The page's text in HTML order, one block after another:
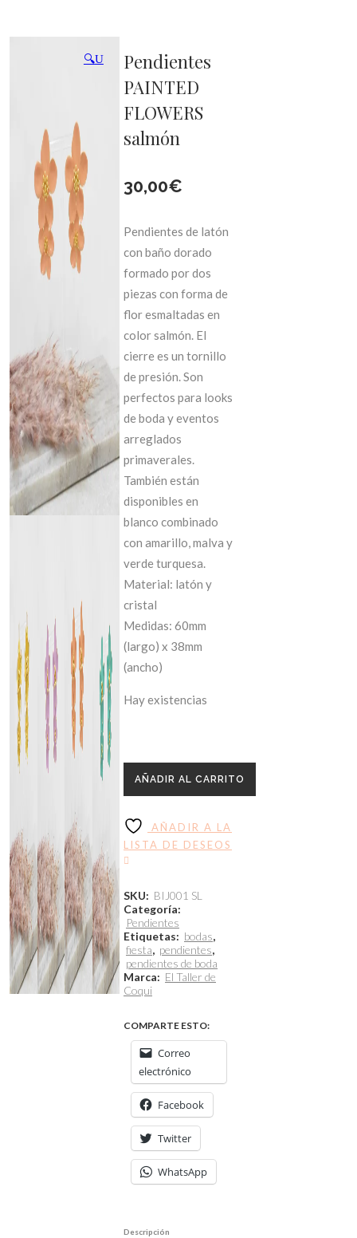
🔍
Pendientes
PAINTED
FLOWERS
salmón
30,00€
Pendientes de latón
con baño dorado
formado por dos
piezas con forma de
flor esmaltadas en
color salmón. El
cierre es un tornillo
de presión. Son
perfectos para looks
de boda y eventos
arreglados
primaverales.
También están
disponibles en
blanco combinado
con amarillo, malva y
verde turquesa.
Material: latón y
cristal
Medidas: 60mm
(largo) x 38mm
(ancho)
Hay existencias
AÑADIR AL CARRITO
AÑADIR A LA
LISTA DE DESEOS
SKU: BIJ001 SL
Categoría:
Pendientes
Etiquetas: bodas,
fiesta, pendientes,
pendientes de boda
Marca: El Taller de
Coqui
COMPARTE ESTO:
Correo
electrónico
Facebook
Twitter
WhatsApp
Descripción